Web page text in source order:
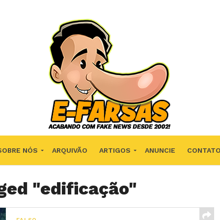
NÓS ARQUIVÃO ARTIGOS ANUNCIE CONTATO
"edificação"